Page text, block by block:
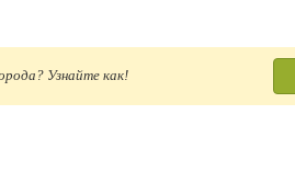
Узнайте как!